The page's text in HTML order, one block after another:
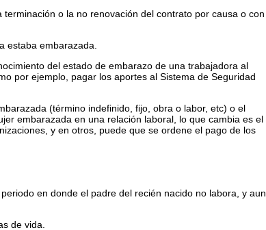
o la no renovación del contrato por causa o con
estaba embarazada.
del estado de embarazo de una trabajadora al
por ejemplo, pagar los aportes al Sistema de Seguridad
(término indefinido, fijo, obra o labor, etc) o el
embarazada en una relación laboral, lo que cambia es el
y en otros, puede que se ordene el pago de los
en donde el padre del recién nacido no labora, y aun
de vida.